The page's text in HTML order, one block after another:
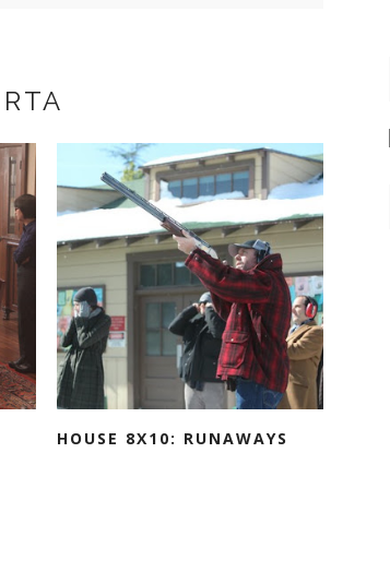
HOUSE 8X10: RUNAWAYS